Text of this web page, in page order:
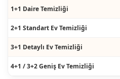
1+1 Daire Temizliği
2+1 Standart Ev Temizliği
3+1 Detaylı Ev Temizliği
4+1 / 3+2 Geniş Ev Temizliği